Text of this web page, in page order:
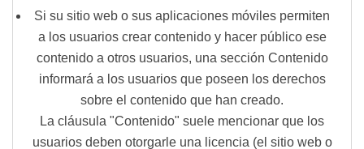
Si su sitio web o sus aplicaciones móviles permiten
a los usuarios crear contenido y hacer público ese
contenido a otros usuarios, una sección Contenido
informará a los usuarios que poseen los derechos
sobre el contenido que han creado.
La cláusula "Contenido" suele mencionar que los
usuarios deben otorgarle una licencia (el sitio web o